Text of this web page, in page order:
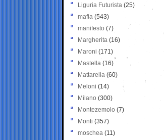
Liguria Futurista (25)
mafia (543)
manifesto (7)
Margherita (16)
Maroni (171)
Mastella (16)
Mattarella (60)
Meloni (14)
Milano (300)
Montezemolo (7)
Monti (357)
moschea (11)